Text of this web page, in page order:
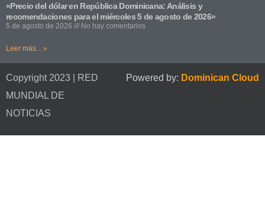
«Precio del dólar en República Dominicana: Análisis y
recomendaciones para el miércoles 5 de agosto de 2026»
5 de agosto de 2026 No hay comentarios
Leer más... »
Copyright 2023 | RED
MUNDIAL DE
NOTICIAS
Powered by: Dominican Cloud